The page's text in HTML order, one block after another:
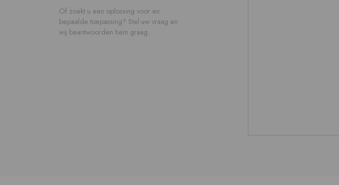
Of zoekt u een oplossing voor en
bepaalde toepassing? Stel uw vraag en
wij beantwoorden hem graag.